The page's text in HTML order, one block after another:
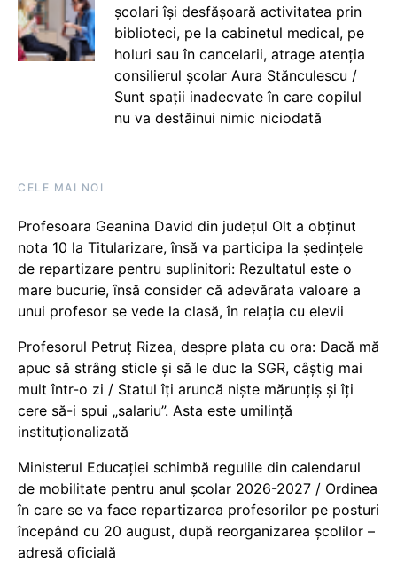
școlari își desfășoară activitatea prin
biblioteci, pe la cabinetul medical, pe
holuri sau în cancelarii, atrage atenția
consilierul școlar Aura Stănculescu /
Sunt spații inadecvate în care copilul
nu va destăinui nimic niciodată
CELE MAI NOI
Profesoara Geanina David din județul Olt a obținut
nota 10 la Titularizare, însă va participa la ședințele
de repartizare pentru suplinitori: Rezultatul este o
mare bucurie, însă consider că adevărata valoare a
unui profesor se vede la clasă, în relația cu elevii
Profesorul Petruț Rizea, despre plata cu ora: Dacă mă
apuc să strâng sticle și să le duc la SGR, câștig mai
mult într-o zi / Statul îți aruncă niște mărunțiș și îți
cere să-i spui „salariu”. Asta este umilință
instituționalizată
Ministerul Educației schimbă regulile din calendarul
de mobilitate pentru anul școlar 2026-2027 / Ordinea
în care se va face repartizarea profesorilor pe posturi
începând cu 20 august, după reorganizarea școlilor –
adresă oficială